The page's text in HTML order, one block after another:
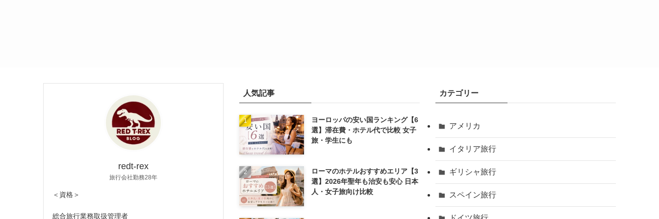
redt-rex
旅行会社勤務28年
＜資格＞
総合旅行業務取扱管理者
人気記事
ヨーロッパの安い国ランキング【6
選】滞在費・ホテル代で比較 女子
旅・学生にも
ローマのホテルおすすめエリア【3
選】2026年聖年も治安も安心 日本
人・女子旅向け比較
カテゴリー
アメリカ
イタリア旅行
ギリシャ旅行
スペイン旅行